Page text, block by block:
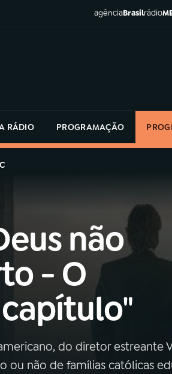
agênciaBrasilrádio
RÁDIO PROGRAMAÇÃO
não
- O
do diretor estreante
não de famílias católicas